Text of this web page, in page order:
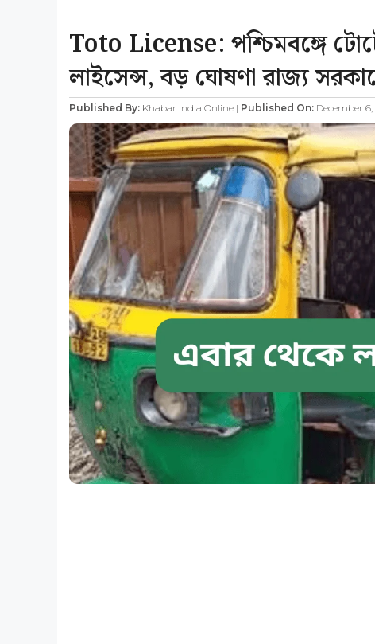
Toto License: পশ্চিমবঙ্গে
লাইসেন্স, বড় ঘোষণা রাজ্য
Published By: Khabar India Online | Published On: December